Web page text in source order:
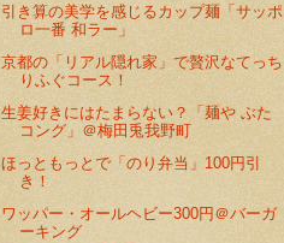
引き算の美学を感じるカップ麺「サッポ
ロ一番 和ラー」
京都の「リアル隠れ家」で贅沢なてっち
りふぐコース！
生姜好きにはたまらない？「麺や ぶた
コング」＠梅田兎我野町
ほっともっとで「のり弁当」100円引
き！
ワッパー・オールヘビー300円＠バーガ
ーキング